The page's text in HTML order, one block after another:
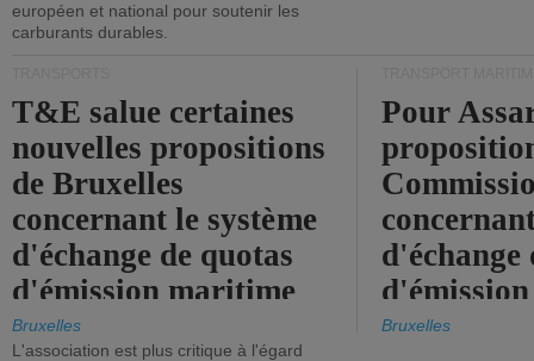
européen et national pour soutenir les
carburants durables.
T&E salue certaines
nouvelles propositions
de Bruxelles
concernant le système
d'échange de quotas
d'émission maritime
de l'UE.
Bruxelles
L'association est plus critique à l'égard
Pour
d'échange
timide,
Bruxelles